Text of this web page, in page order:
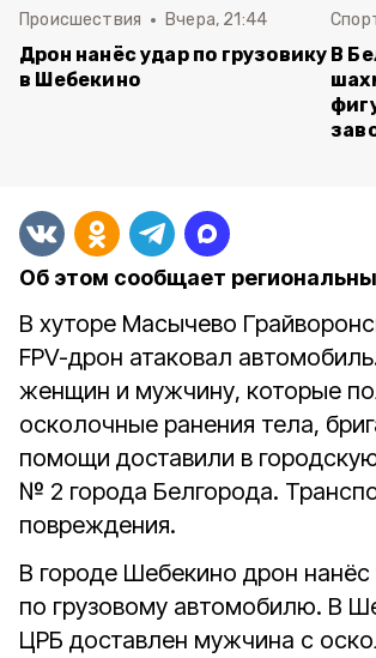
Происшествия Вчера, 21:44
Дрон нанёс удар по грузовику
в Шебекино
В
Об этом сообщает
В хуторе Масычево
FPV-дрон атаковал
женщин и мужчину, которые
осколочные ранения тела,
помощи доставили в
№ 2 города Белгорода.
повреждения.
В городе Шебекино дрон нанёс
по грузовому автомобилю. В
ЦРБ доставлен мужчина с